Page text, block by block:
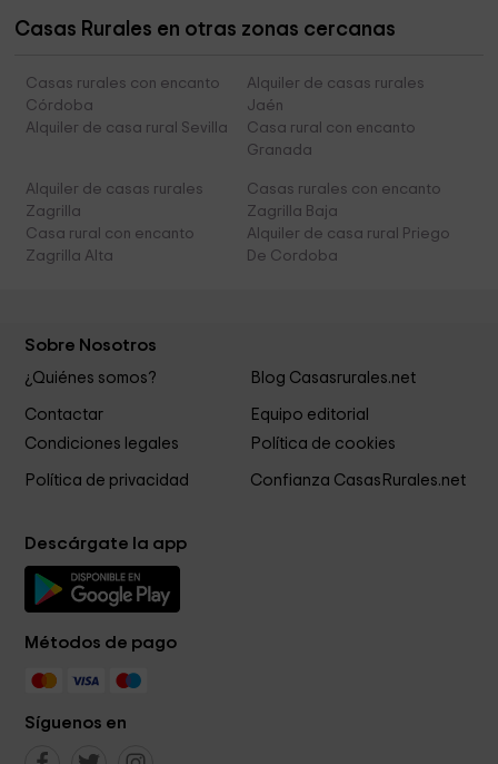
Casas Rurales en otras zonas cercanas
Casas rurales con encanto
Córdoba
Alquiler de casas rurales
Jaén
Alquiler de casa rural Sevilla
Casa rural con encanto
Granada
Alquiler de casas rurales
Zagrilla
Casas rurales con encanto
Zagrilla Baja
Casa rural con encanto
Zagrilla Alta
Alquiler de casa rural Priego
De Cordoba
Sobre Nosotros
¿Quiénes somos? Blog Casasrurales.net
Contactar
Equipo editorial
Condiciones legales
Política de cookies
Política de privacidad Confianza CasasRurales.net
Descárgate la app
Métodos de pago
Síguenos en